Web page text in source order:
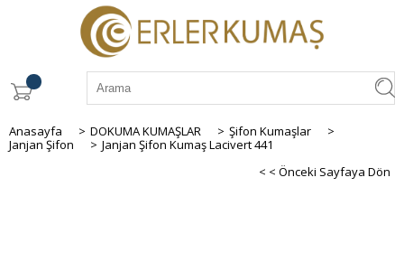
Anasayfa > DOKUMA KUMAŞLAR > Şifon Kumaşlar
>
Janjan Şifon
> Janjan Şifon Kumaş Lacivert 441
< < Önceki Sayfaya Dön